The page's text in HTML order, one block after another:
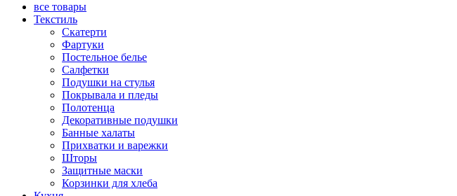
все товары
Текстиль
Скатерти
Фартуки
Постельное белье
Салфетки
Подушки на стулья
Покрывала и пледы
Полотенца
Декоративные подушки
Банные халаты
Прихватки и варежки
Шторы
Защитные маски
Корзинки для хлеба